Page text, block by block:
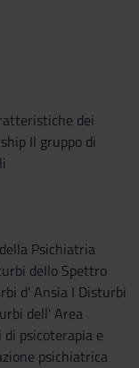
dei
Il gruppo di
Psichiatria
dello Spettro
d' Ansia I Disturbi
dell' Area
psicoterapia e
psichiatrica